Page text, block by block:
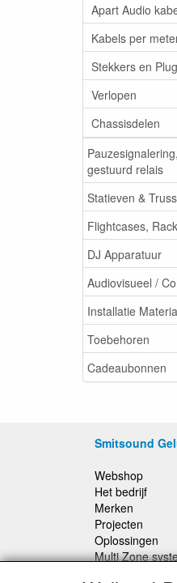
Apart Audio
Kabels per
Stekkers en
Verlopen
Chassisdelen
gestuurd relais
Statieven & Truss
Flightcases,
DJ Apparatuur
Audiovisueel /
Installatie
Toebehoren
Cadeaubonnen
Smitsound
Webshop
Het bedrijf
Merken
Projecten
Oplossingen
Multi Zone